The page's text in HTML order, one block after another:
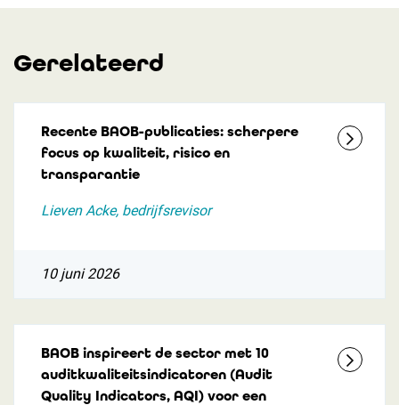
Gerelateerd
Recente BAOB-publicaties: scherpere
focus op kwaliteit, risico en
transparantie
Lieven Acke, bedrijfsrevisor
10 juni 2026
BAOB inspireert de sector met 10
auditkwaliteitsindicatoren (Audit
Quality Indicators, AQI) voor een